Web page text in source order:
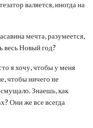
валяется, иногда на
мечта, разумеется,
весь Новый год?
я хочу, чтобы у меня
чтобы ничего не
Знаешь, как
Они же все всегда